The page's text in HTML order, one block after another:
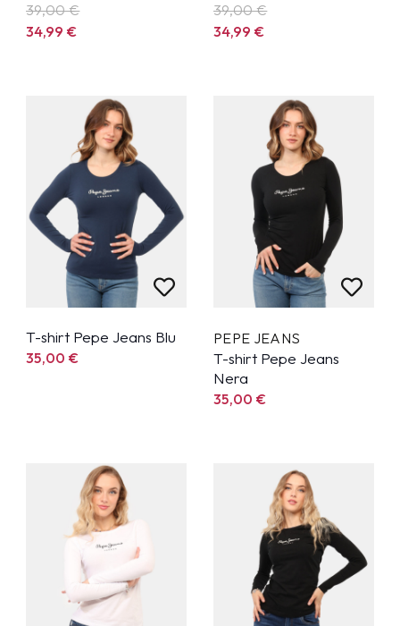
39,00 €
34,99€
39,00 €
34,99€
T-shirt Pepe Jeans Blu
35,00€
PEPE JEANS
T-shirt Pepe Jeans
Nera
35,00€